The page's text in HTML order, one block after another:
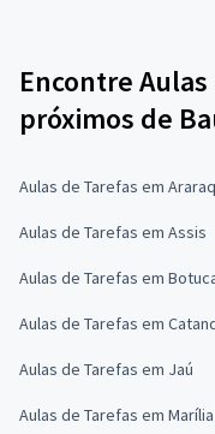
Encontre
próximos de
Aulas de Tarefas em
Aulas de Tarefas em Assis
Aulas de Tarefas em
Aulas de Tarefas em
Aulas de Tarefas em Jaú
Aulas de Tarefas em Marília